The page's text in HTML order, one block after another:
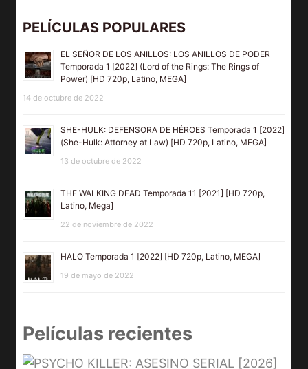
PELÍCULAS POPULARES
EL SEÑOR DE LOS ANILLOS: LOS ANILLOS DE PODER
Temporada 1 [2022] (Lord of the Rings: The Rings of
Power) [HD 720p, Latino, MEGA]
14 de octubre de 2022
SHE-HULK: DEFENSORA DE HÉROES Temporada 1 [2022]
(She-Hulk: Attorney at Law) [HD 720p, Latino, MEGA]
13 de octubre de 2022
THE WALKING DEAD Temporada 11 [2021] [HD 720p,
Latino, Mega]
22 de noviembre de 2022
HALO Temporada 1 [2022] [HD 720p, Latino, MEGA]
19 de mayo de 2022
Películas recientes